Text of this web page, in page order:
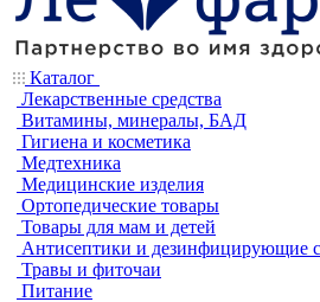
Каталог
Лекарственные средства
Витамины, минералы, БАД
Гигиена и косметика
Медтехника
Медицинские изделия
Ортопедические товары
Товары для мам и детей
Антисептики и дезинфицирующие
Травы и фиточаи
Питание